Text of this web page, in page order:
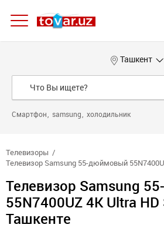
Ташкент
Смартфон samsung холодильник
Телевизоры
Телевизор Samsung 55-дюймовый
Телевизор Samsung
55N7400UZ 4K Ultra HD
Ташкенте